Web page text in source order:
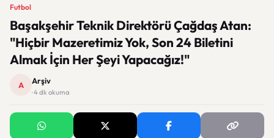
Futbol
Başakşehir Teknik Direktörü Çağdaş Atan:
"Hiçbir Mazeretimiz Yok, Son 24 Biletini
Almak İçin Her Şeyi Yapacağız!"
A Arşiv
· 4 dk okuma